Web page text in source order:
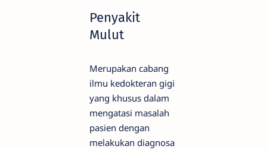
Penyakit
Mulut
Merupakan cabang
ilmu kedokteran gigi
yang khusus dalam
mengatasi masalah
pasien dengan
melakukan diagnosa